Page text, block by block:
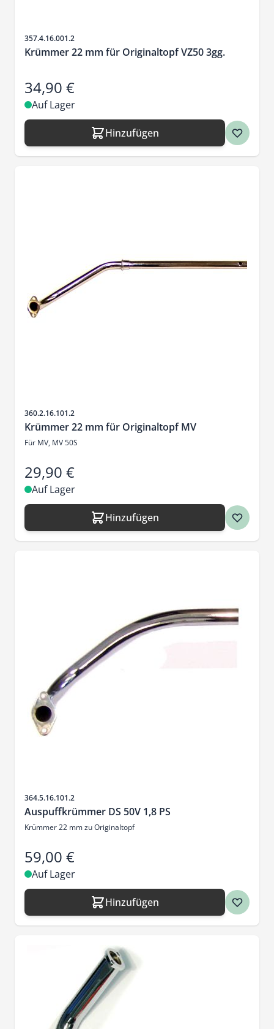
Artikelnr.
357.4.16.001.2
Krümmer 22 mm für Originaltopf VZ50 3gg.
34,90 €
Auf Lager
Hinzufügen
Artikelnr.
360.2.16.101.2
Krümmer 22 mm für Originaltopf MV
Für MV, MV 50S
29,90 €
Auf Lager
Hinzufügen
Artikelnr.
364.5.16.101.2
Auspuffkrümmer DS 50V 1,8 PS
Krümmer 22 mm zu Originaltopf
59,00 €
Auf Lager
Hinzufügen